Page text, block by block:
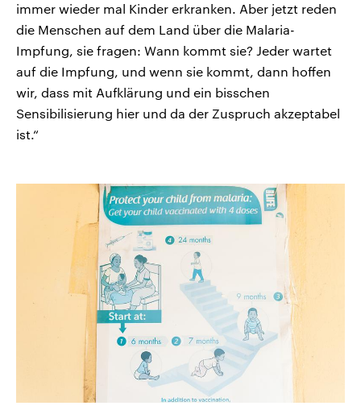
immer wieder mal Kinder erkranken. Aber jetzt reden
die Menschen auf dem Land über die Malaria-
Impfung, sie fragen: Wann kommt sie? Jeder wartet
auf die Impfung, und wenn sie kommt, dann hoffen
wir, dass mit Aufklärung und ein bisschen
Sensibilisierung hier und da der Zuspruch akzeptabel
ist.“